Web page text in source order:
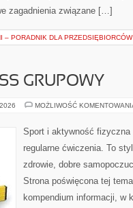
zagadnienia związane […]
– PORADNIK DLA PRZEDSIĘBIORCÓW
GRUPOWY
MOŻLIWOŚĆ
Sport i aktywność
regularne ćwiczenia. To
zdrowie, dobre
Strona poświęcona tej
kompendium informacji, w